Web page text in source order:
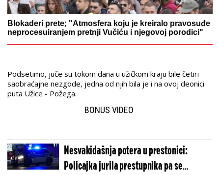
Blokaderi prete; "Atmosfera koju je kreiralo pravosuđe
neprocesuiranjem pretnji Vučiću i njegovoj porodici"
Podsetimo, juče su tokom dana u užičkom kraju bile četiri
saobraćajne nezgode, jedna od njih bila je i na ovoj deonici
puta Užice - Požega.
BONUS VIDEO
Nesvakidašnja potera u prestonici:
Policajka jurila prestupnika pa se